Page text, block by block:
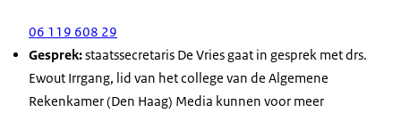
06 119 608 29
Gesprek:staatssecretaris De Vries gaat in gesprek met drs.
Ewout Irrgang, lid van het college van de Algemene
Rekenkamer (Den Haag) Media kunnen voor meer